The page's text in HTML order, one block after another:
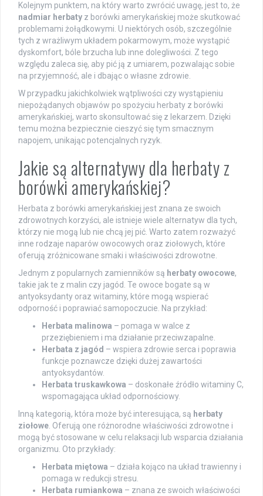
Kolejnym punktem, na który warto zwrócić uwagę, jest to, że
nadmiar herbaty z borówki amerykańskiej może skutkować
problemami żołądkowymi. U niektórych osób, szczególnie
tych z wrażliwym układem pokarmowym, może wystąpić
dyskomfort, bóle brzucha lub inne dolegliwości. Z tego
względu zaleca się, aby pić ją z umiarem, pozwalając sobie
na przyjemność, ale i dbając o własne zdrowie.
W przypadku jakichkolwiek wątpliwości czy wystąpieniu
niepożądanych objawów po spożyciu herbaty z borówki
amerykańskiej, warto skonsultować się z lekarzem. Dzięki
temu można bezpiecznie cieszyć się tym smacznym
napojem, unikając potencjalnych ryzyk.
Jakie są alternatywy dla herbaty z
borówki amerykańskiej?
Herbata z borówki amerykańskiej jest znana ze swoich
zdrowotnych korzyści, ale istnieje wiele alternatyw dla tych,
którzy nie mogą lub nie chcą jej pić. Warto zatem rozważyć
inne rodzaje naparów owocowych oraz ziołowych, które
oferują zróżnicowane smaki i właściwości zdrowotne.
Jednym z popularnych zamienników są herbaty owocowe,
takie jak te z malin czy jagód. Te owoce bogate są w
antyoksydanty oraz witaminy, które mogą wspierać
odporność i poprawiać samopoczucie. Na przykład:
Herbata malinowa – pomaga w walce z
przeziębieniem i ma działanie przeciwzapalne.
Herbata z jagód – wspiera zdrowie serca i poprawia
funkcje poznawcze dzięki dużej zawartości
antyoksydantów.
Herbata truskawkowa – doskonałe źródło witaminy C,
wspomagająca układ odpornościowy.
Inną kategorią, która może być interesująca, są herbaty
ziołowe . Oferują one różnorodne właściwości zdrowotne i
mogą być stosowane w celu relaksacji lub wsparcia działania
organizmu. Oto przykłady:
Herbata miętowa – działa kojąco na układ trawienny i
pomaga w redukcji stresu.
Herbata rumiankowa – znana ze swoich właściwości